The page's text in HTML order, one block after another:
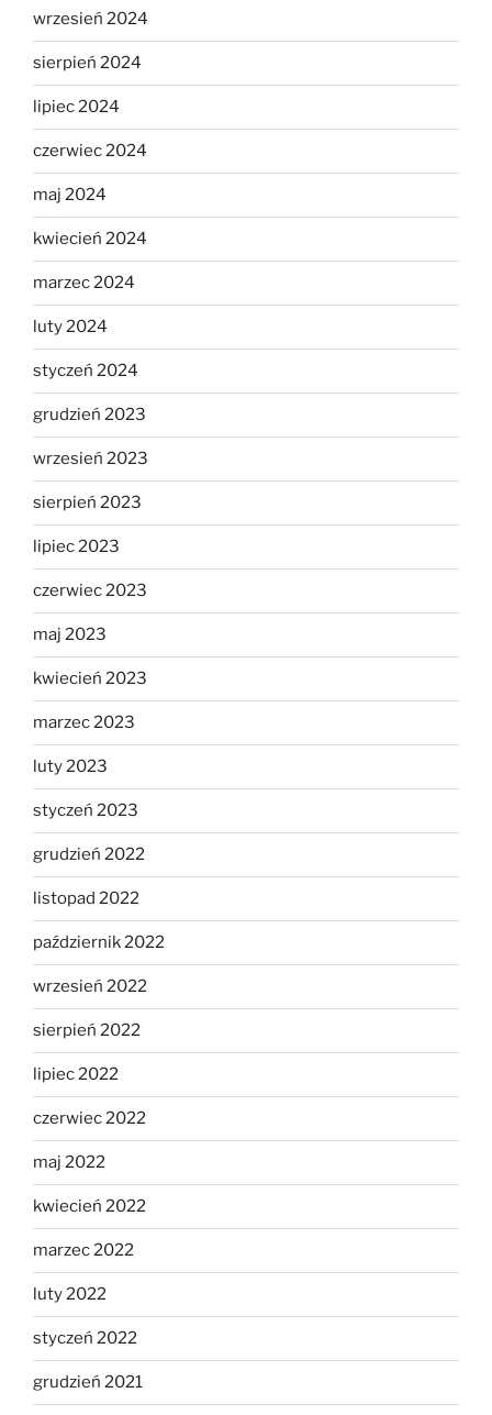
wrzesień 2024
sierpień 2024
lipiec 2024
czerwiec 2024
maj 2024
kwiecień 2024
marzec 2024
luty 2024
styczeń 2024
grudzień 2023
wrzesień 2023
sierpień 2023
lipiec 2023
czerwiec 2023
maj 2023
kwiecień 2023
marzec 2023
luty 2023
styczeń 2023
grudzień 2022
listopad 2022
październik 2022
wrzesień 2022
sierpień 2022
lipiec 2022
czerwiec 2022
maj 2022
kwiecień 2022
marzec 2022
luty 2022
styczeń 2022
grudzień 2021